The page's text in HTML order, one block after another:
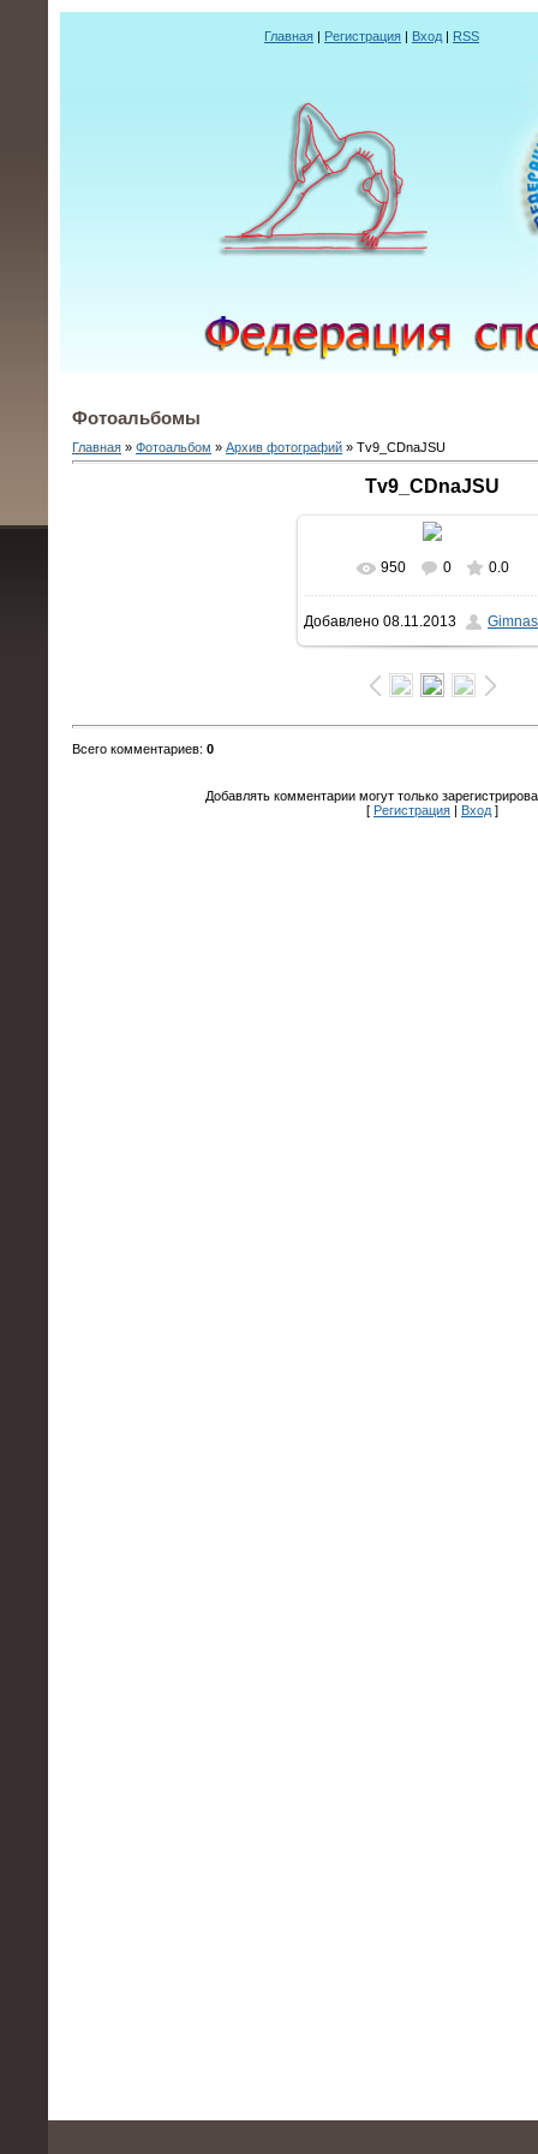
Главная | Регистрация | Вход | RSS
Фотоальбомы
Главная » Фотоальбом » Архив фотографий » Tv9_CDnaJSU
Tv9_CDnaJSU
950 0 0.0
Добавлено 08.11.2013
Всего комментариев: 0
Добавлять комментарии могут только
[ Регистрация Вход]